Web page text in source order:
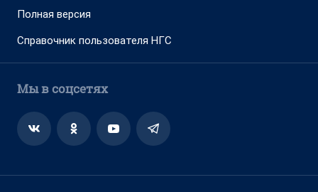
Полная версия
Справочник пользователя НГС
Мы в соцсетях